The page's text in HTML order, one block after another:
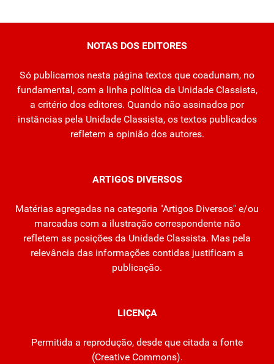
NOTAS DOS EDITORES
Só publicamos nesta página textos que coadunam, no
fundamental, com a linha política da Unidade Classista,
a critério dos editores. Quando não assinados por
instâncias pela Unidade Classista, os textos publicados
refletem a opinião dos autores.
ARTIGOS DIVERSOS
Matérias agregadas na categoria "Artigos Diversos" e/ou
marcadas com a ilustração correspondente não
refletem as posições da Unidade Classista. Mas pela
relevância das informações contidas justificam a
publicação.
LICENÇA
Permitida a reprodução, desde que citada a fonte
(Creative Commons).